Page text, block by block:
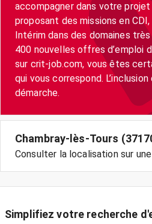
accompagner dans votre
proposant des missions en
Intérim dans des domaines
400 nouvelles offres d’emploi
sur crit-job.com, vous êtes
qui vous correspond.
démarche.
Chambray-lès-Tours
Consulter la localisation sur
Simplifiez votre recherche